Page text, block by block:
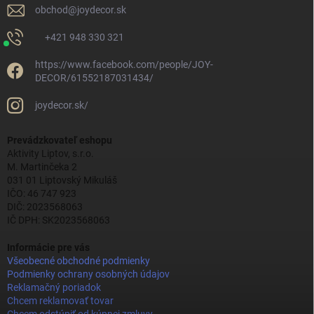
obchod@joydecor.sk
+421 948 330 321
https://www.facebook.com/people/JOY-
DECOR/61552187031434/
joydecor.sk/
Prevádzkovateľ eshopu
Aktivity Liptov, s.r.o.
M. Martinčeka 2
031 01 Liptovský Mikuláš
IČO: 46 747 923
DIČ: 2023568063
IČ DPH: SK2023568063
Informácie pre vás
Všeobecné obchodné podmienky
Podmienky ochrany osobných údajov
Reklamačný poriadok
Chcem reklamovať tovar